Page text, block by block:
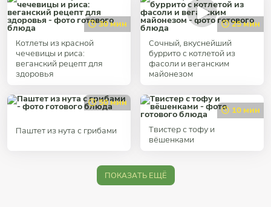
30 мин
Котлеты из красной
чечевицы и риса:
веганский рецепт для
здоровья
25 мин
Сочный, вкуснейший
буррито с котлетой из
фасоли и веганским
майонезом
50 мин
Паштет из нута с грибами
10 мин
Твистер с тофу и
вёшенками
ПОКАЗАТЬ ЕЩЁ